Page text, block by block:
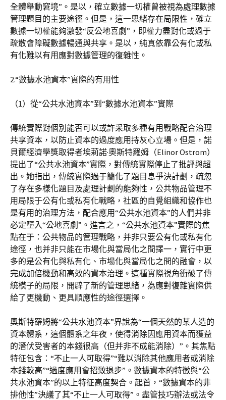
全體舉動窘境”。是以，確立數據一切權曾被視為處理數據
管理題目的主要途徑。但是，這一思緒存在局限性，確立
數據一切權能夠激發“反公地喜劇”，即權力盡對化或過于
疏散會障礙數據暢通與共享。是以，純真依靠公有化或私
有化難以有用應對數據管理的復雜性。
2.“數據水池資本”實際的有用性
（1）從“公共水池資本”到“數據水池資本”實際
傳統實際對個別能否可以或許采取多種有用戰略配合治理
共享資本，以防止資本的過度應用持灰心立場。但是，諾
貝爾經濟學獎取得者埃莉諾·奧斯特羅姆（Elinor Ostrom）
提出了“公共水池資本”實際，對傳統實際停止了批評與超
出。她指出，傳統實際過于簡化了題目息爭決計劃，疏忽
了存在多樣化題目及處理計劃的能夠性，公共物品管理不
用局限于公有化或私有化戰略，社區的自覺組織和協作也
是有用的治理方法，配合應用“公共水池資本”的人們并非
必定墮入“公地喜劇”。進言之，“公共水池資本”實際的焦
點在于：公共物品的管理戰略，并非只要公有化或私有化
途徑，也并非只能在市場化與當局化之間擇一，實行中更
多的是公有化與私有化、市場化與當局化之間的融會，以
完成加倍機動和高效的資本治理。這種實際視角衝破了傳
統模子的局限，開辟了新的管理思緒，為應對復雜實際供
給了更機動、更具順應性的途徑選擇。
奧斯特羅姆將“公共水池資本”界說為“一個天然的某人造的
資本體系，這個體系之年夜，使得消除因應用資本而獲益
的潛伏受害者的本錢很高（但并非不成能消除）”。其焦點
特征包含：“不止一人可取得”“難以消除其他應用者或消除
本錢較高”“過度應用會招致退步”。數據資本的特徵與“公
共水池資本”的以上特征高度契合。起首，“數據資本的非
排他性”決議了其“不止一人可取得”。盡管技巧辦法或法令